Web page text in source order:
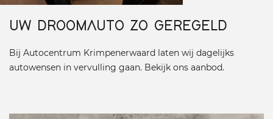
UW DROOMAUTO ZO GEREGELD
Bij Autocentrum Krimpenerwaard laten wij dagelijks
autowensen in vervulling gaan. Bekijk ons aanbod.